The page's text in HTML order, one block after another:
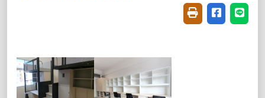
友善列印(開新視
分享至臉書
分享